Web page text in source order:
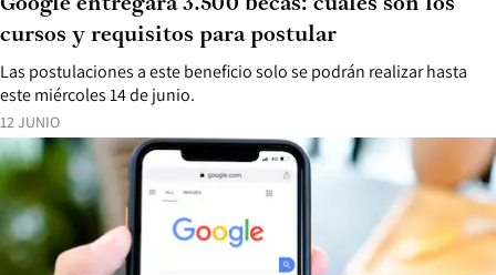
12 JUNIO
Las postulaciones a este beneficio solo se podrán realizar hasta
este miércoles 14 de junio.
Google entregará 3.500 becas: cuáles son los
cursos y requisitos para postular